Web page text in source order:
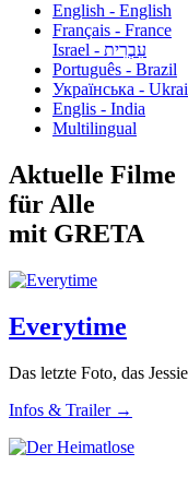
English - English
Français - France
עִבְרִית - Israel
Português - Brazil
Українська -
Englis - India
Multilingual
Aktuelle Filme
für Alle
mit GRETA
Everytime
Das letzte Foto, das
Infos & Trailer →